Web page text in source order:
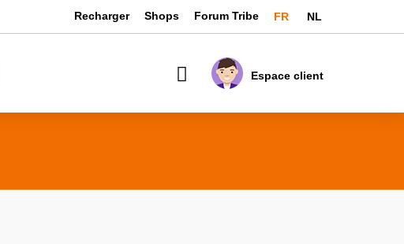
Language
FR NL
Recharger Shops Forum Tribe
Espace client
Mon panier